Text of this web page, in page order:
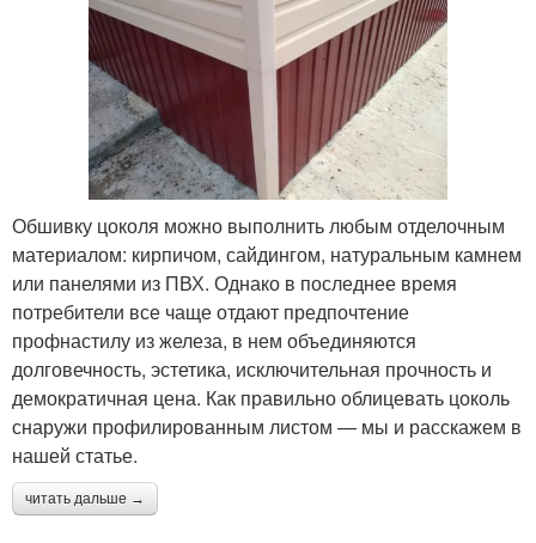
Обшивку цоколя можно выполнить любым отделочным
материалом: кирпичом, сайдингом, натуральным камнем
или панелями из ПВХ. Однако в последнее время
потребители все чаще отдают предпочтение
профнастилу из железа, в нем объединяются
долговечность, эстетика, исключительная прочность и
демократичная цена. Как правильно облицевать цоколь
снаружи профилированным листом — мы и расскажем в
нашей статье.
читать дальше →